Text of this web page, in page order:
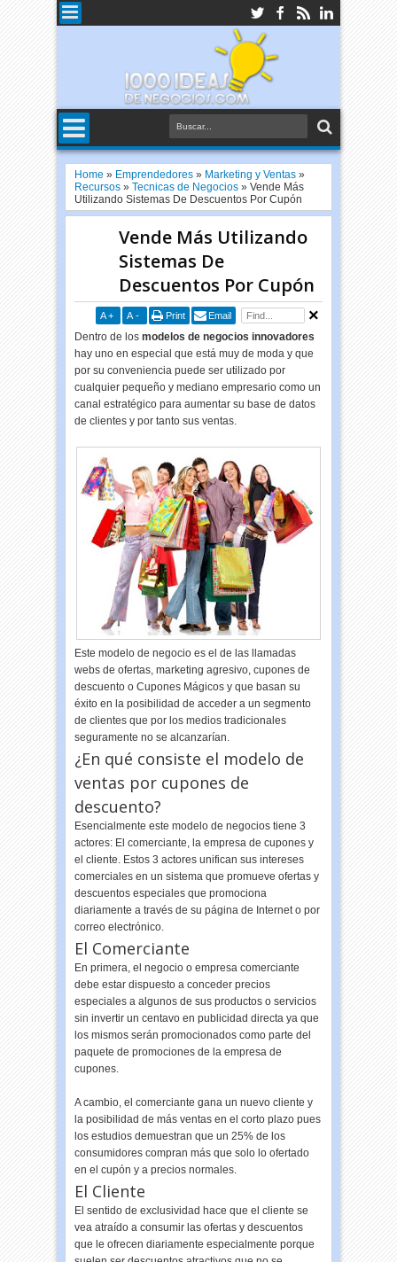
Home » Emprendedores » Marketing y Ventas »
Recursos »Tecnicas de Negocios »Vende Más
Utilizando Sistemas De Descuentos Por Cupón
Vende Más Utilizando
Sistemas De
Descuentos Por Cupón
A + A - Print Email
Dentro de losmodelos de negocios innovadores
hay uno en especial que está muy de moda y que
por su conveniencia puede ser utilizado por
cualquier pequeño y mediano empresario como un
canal estratégico para aumentar su base de datos
de clientes y por tanto sus ventas.
Este modelo de negocio es el de las llamadas
webs de ofertas, marketing agresivo, cupones de
descuento o Cupones Mágicos y que basan su
éxito en la posibilidad de acceder a un segmento
de clientes que por los medios tradicionales
seguramente no se alcanzarían.
¿En qué consiste el modelo de
ventas por cupones de
descuento?
Esencialmente este modelo de negocios tiene 3
actores: El comerciante, la empresa de cupones y
el cliente. Estos 3 actores unifican sus intereses
comerciales en un sistema que promueve ofertas y
descuentos especiales que promociona
diariamente a través de su página de Internet o por
correo electrónico.
El Comerciante
En primera, el negocio o empresa comerciante
debe estar dispuesto a conceder precios
especiales a algunos de sus productos o servicios
sin invertir un centavo en publicidad directa ya que
los mismos serán promocionados como parte del
paquete de promociones de la empresa de
cupones.
A cambio, el comerciante gana un nuevo cliente y
la posibilidad de más ventas en el corto plazo pues
los estudios demuestran que un 25% de los
consumidores compran más que solo lo ofertado
en el cupón y a precios normales.
El Cliente
El sentido de exclusividad hace que el cliente se
vea atraído a consumir las ofertas y descuentos
que le ofrecen diariamente especialmente porque